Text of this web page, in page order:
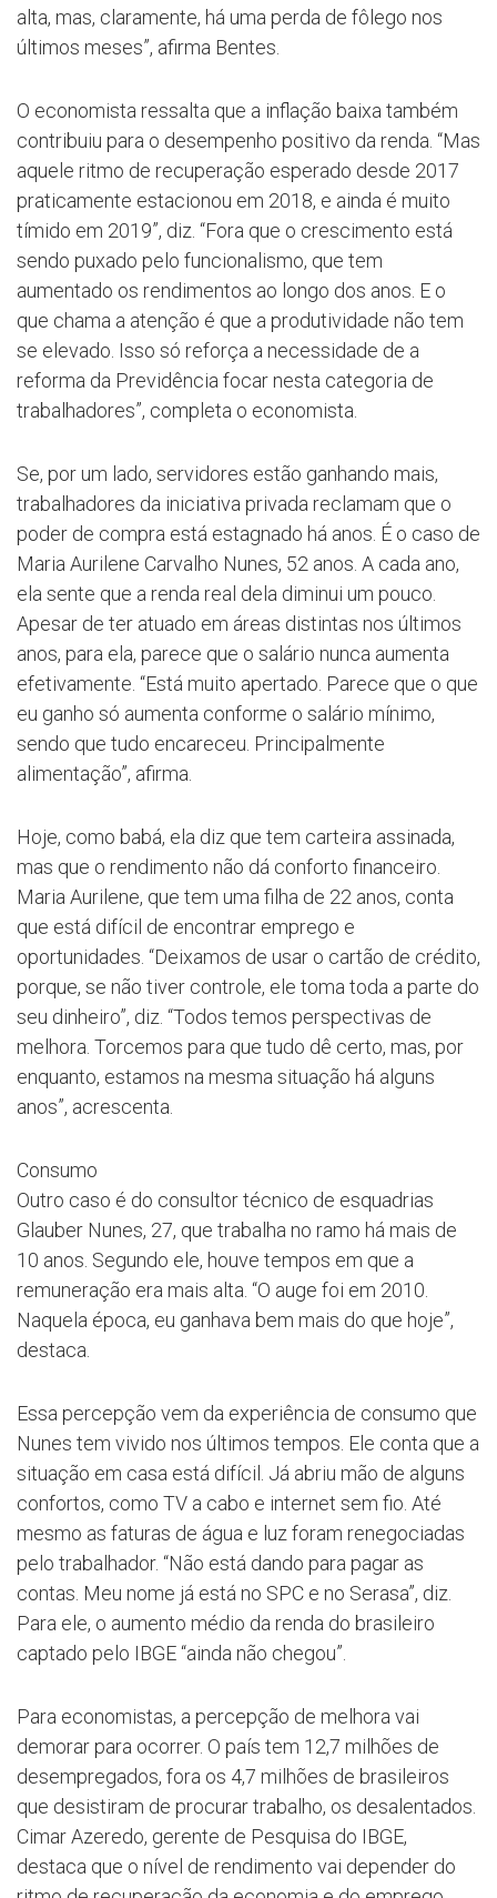
alta, mas, claramente, há uma perda de fôlego nos
últimos meses”, afirma Bentes.
O economista ressalta que a inflação baixa também
contribuiu para o desempenho positivo da renda. “Mas
aquele ritmo de recuperação esperado desde 2017
praticamente estacionou em 2018, e ainda é muito
tímido em 2019”, diz. “Fora que o crescimento está
sendo puxado pelo funcionalismo, que tem
aumentado os rendimentos ao longo dos anos. E o
que chama a atenção é que a produtividade não tem
se elevado. Isso só reforça a necessidade de a
reforma da Previdência focar nesta categoria de
trabalhadores”, completa o economista.
Se, por um lado, servidores estão ganhando mais,
trabalhadores da iniciativa privada reclamam que o
poder de compra está estagnado há anos. É o caso de
Maria Aurilene Carvalho Nunes, 52 anos. A cada ano,
ela sente que a renda real dela diminui um pouco.
Apesar de ter atuado em áreas distintas nos últimos
anos, para ela, parece que o salário nunca aumenta
efetivamente. “Está muito apertado. Parece que o que
eu ganho só aumenta conforme o salário mínimo,
sendo que tudo encareceu. Principalmente
alimentação”, afirma.
Hoje, como babá, ela diz que tem carteira assinada,
mas que o rendimento não dá conforto financeiro.
Maria Aurilene, que tem uma filha de 22 anos, conta
que está difícil de encontrar emprego e
oportunidades. “Deixamos de usar o cartão de crédito,
porque, se não tiver controle, ele toma toda a parte do
seu dinheiro”, diz. “Todos temos perspectivas de
melhora. Torcemos para que tudo dê certo, mas, por
enquanto, estamos na mesma situação há alguns
anos”, acrescenta.
Consumo
Outro caso é do consultor técnico de esquadrias
Glauber Nunes, 27, que trabalha no ramo há mais de
10 anos. Segundo ele, houve tempos em que a
remuneração era mais alta. “O auge foi em 2010.
Naquela época, eu ganhava bem mais do que hoje”,
destaca.
Essa percepção vem da experiência de consumo que
Nunes tem vivido nos últimos tempos. Ele conta que a
situação em casa está difícil. Já abriu mão de alguns
confortos, como TV a cabo e internet sem fio. Até
mesmo as faturas de água e luz foram renegociadas
pelo trabalhador. “Não está dando para pagar as
contas. Meu nome já está no SPC e no Serasa”, diz.
Para ele, o aumento médio da renda do brasileiro
captado pelo IBGE “ainda não chegou”.
Para economistas, a percepção de melhora vai
demorar para ocorrer. O país tem 12,7 milhões de
desempregados, fora os 4,7 milhões de brasileiros
que desistiram de procurar trabalho, os desalentados.
Cimar Azeredo, gerente de Pesquisa do IBGE,
destaca que o nível de rendimento vai depender do